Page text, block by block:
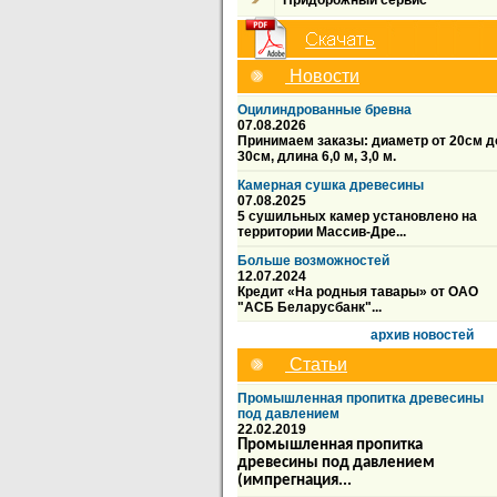
Новости
Оцилиндрованные бревна
07.08.2026
Принимаем заказы: диаметр от 20см
30см, длина 6,0 м, 3,0 м.
Камерная сушка древесины
07.08.2025
5 сушильных камер установлено на
территории Массив-Дре...
Больше возможностей
12.07.2024
Кредит «На родныя тавары» от ОАО
"АСБ Беларусбанк"...
архив новостей
Статьи
Промышленная пропитка древесины
под давлением
22.02.2019
Промышленная пропитка
древесины под давлением
(импрегнация...